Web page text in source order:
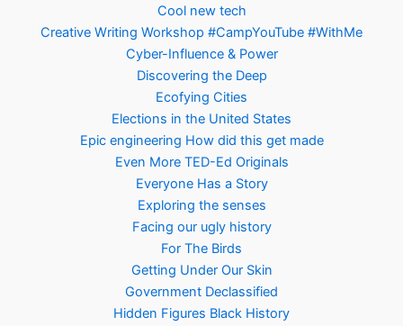
Cool new tech
Creative Writing Workshop #CampYouTube #WithMe
Cyber-Influence & Power
Discovering the Deep
Ecofying Cities
Elections in the United States
Epic engineering How did this get made
Even More TED-Ed Originals
Everyone Has a Story
Exploring the senses
Facing our ugly history
For The Birds
Getting Under Our Skin
Government Declassified
Hidden Figures Black History